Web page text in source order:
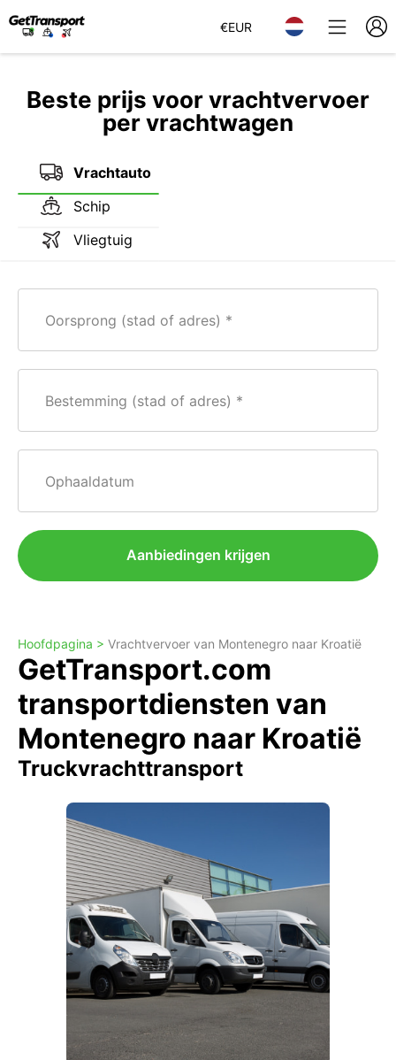
€EUR
Beste prijs voor vrachtvervoer
per vrachtwagen
Vrachtauto
Schip
Vliegtuig
Oorsprong (stad of adres)
Bestemming (stad of adres)
Ophaaldatum
Aanbiedingen krijgen
Hoofdpagina > Vrachtvervoer van Montenegro naar Kroatië
GetTransport.com
transportdiensten van
Montenegro naar Kroatië
Truckvrachttransport